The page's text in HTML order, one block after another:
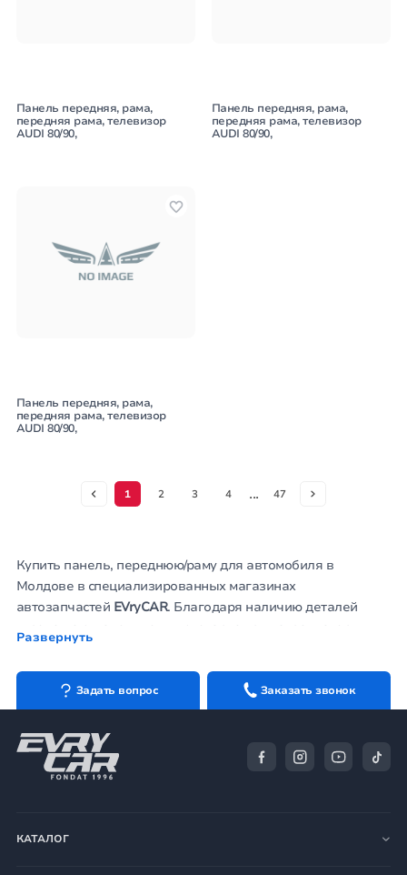
Панель передняя, рама,
передняя рама, телевизор
AUDI 80/90,
Панель передняя, рама,
передняя рама, телевизор
AUDI 80/90,
Панель передняя, рама,
передняя рама, телевизор
AUDI 80/90,
1 2 3 4 ... 47
Купить панель, переднюю/раму для автомобиля в
Молдове в специализированных магазинах
автозапчастей EVryCAR. Благодаря наличию деталей
кузова на складе, в том числе: арка крыла, радиатор
двигателя, фары,
производителей, делают товар доступным. Укрепив новым
телевизором переднюю часть машины, вы значительно
повысите безопасность и комфорт вождения.
Заказать монтажную панель телевизор на сайте
autoworld.md можно всегда.
Развернуть
Задать вопрос Заказать звонок
КАТАЛОГ